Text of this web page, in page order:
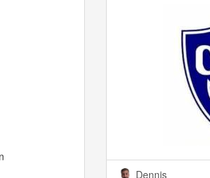
Dennis